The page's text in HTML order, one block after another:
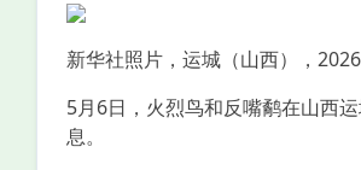
新华社照片，运城（山西），
5月6日，火烈鸟和反嘴鹬在山西
息。